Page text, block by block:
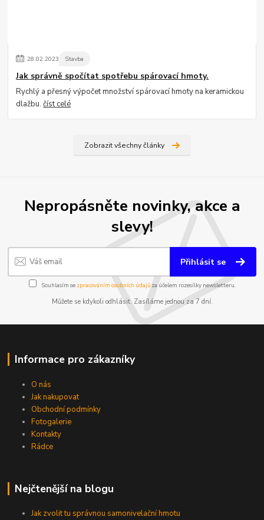
28.02.2023 Stavba
Jak správně spočítat spotřebu spárovací hmoty.
Rychlý a přesný výpočet množství spárovací hmoty na keramickou
dlažbu.číst celé
Zobrazit všechny články
Nepropásněte novinky, akce a
slevy!
Přihlásit se
Souhlasím se zpracováním osobních údajůza účelem rozesílky newsletteru.
Můžete se kdykoli odhlásit. Zasíláme jednou za 7 dní.
Informace pro zákazníky
O nás
Jak nakupovat
Obchodní podmínky
Fotogalerie
Kontakty
Rádce
Nejčtenější na blogu
Jak zvolit tu správnou samonivelační hmotu